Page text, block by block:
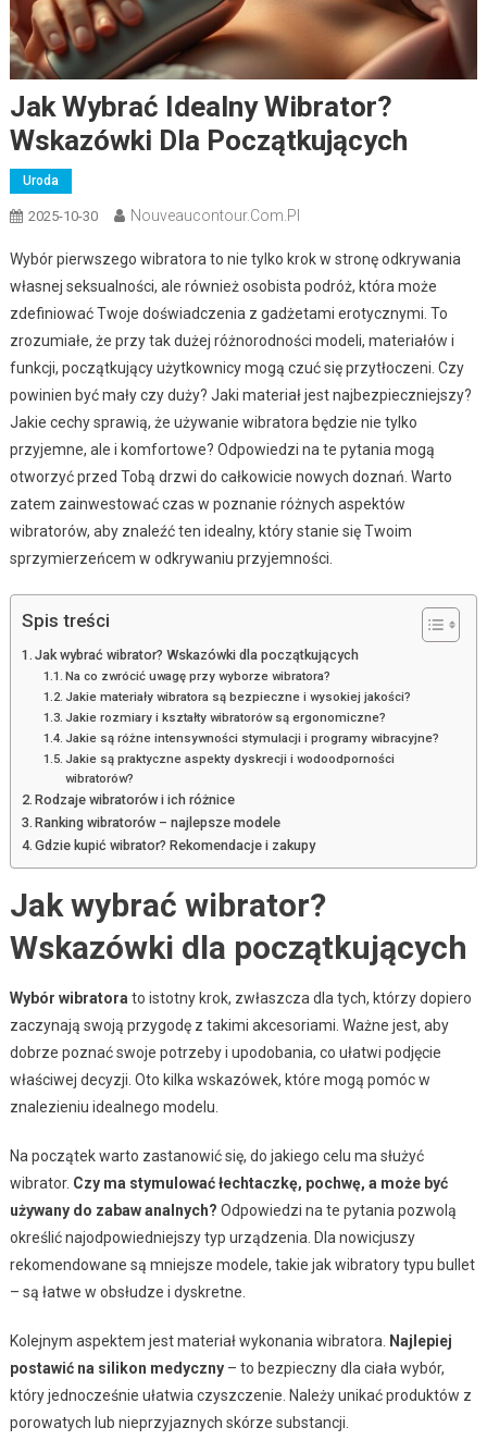
Jak Wybrać Idealny Wibrator?
Wskazówki Dla Początkujących
Uroda
2025-10-30 Nouveaucontour.com.pl
Wybór pierwszego wibratora to nie tylko krok w stronę odkrywania
własnej seksualności, ale również osobista podróż, która może
zdefiniować Twoje doświadczenia z gadżetami erotycznymi. To
zrozumiałe, że przy tak dużej różnorodności modeli, materiałów i
funkcji, początkujący użytkownicy mogą czuć się przytłoczeni. Czy
powinien być mały czy duży? Jaki materiał jest najbezpieczniejszy?
Jakie cechy sprawią, że używanie wibratora będzie nie tylko
przyjemne, ale i komfortowe? Odpowiedzi na te pytania mogą
otworzyć przed Tobą drzwi do całkowicie nowych doznań. Warto
zatem zainwestować czas w poznanie różnych aspektów
wibratorów, aby znaleźć ten idealny, który stanie się Twoim
sprzymierzeńcem w odkrywaniu przyjemności.
Spis treści
Jak wybrać wibrator? Wskazówki dla początkujących
Na co zwrócić uwagę przy wyborze wibratora?
Jakie materiały wibratora są bezpieczne i wysokiej jakości?
Jakie rozmiary i kształty wibratorów są ergonomiczne?
Jakie są różne intensywności stymulacji i programy wibracyjne?
Jakie są praktyczne aspekty dyskrecji i wodoodporności
wibratorów?
Rodzaje wibratorów i ich różnice
Ranking wibratorów – najlepsze modele
Gdzie kupić wibrator? Rekomendacje i zakupy
Jak wybrać wibrator?
Wskazówki dla początkujących
Wybór wibratora to istotny krok, zwłaszcza dla tych, którzy dopiero
zaczynają swoją przygodę z takimi akcesoriami. Ważne jest, aby
dobrze poznać swoje potrzeby i upodobania, co ułatwi podjęcie
właściwej decyzji. Oto kilka wskazówek, które mogą pomóc w
znalezieniu idealnego modelu.
Na początek warto zastanowić się, do jakiego celu ma służyć
wibrator. Czy ma stymulować łechtaczkę, pochwę, a może być
używany do zabaw analnych? Odpowiedzi na te pytania pozwolą
określić najodpowiedniejszy typ urządzenia. Dla nowicjuszy
rekomendowane są mniejsze modele, takie jak wibratory typu bullet
– są łatwe w obsłudze i dyskretne.
Kolejnym aspektem jest materiał wykonania wibratora.
Najlepiej
postawić na silikon medyczny– to bezpieczny dla ciała wybór,
który jednocześnie ułatwia czyszczenie. Należy unikać produktów z
porowatych lub nieprzyjaznych skórze substancji.